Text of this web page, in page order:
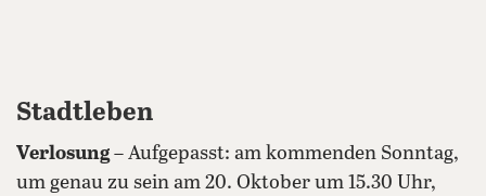
Stadtleben
Verlosung– Aufgepasst: am kommenden Sonntag,
um genau zu sein am 20. Oktober um 15.30 Uhr,